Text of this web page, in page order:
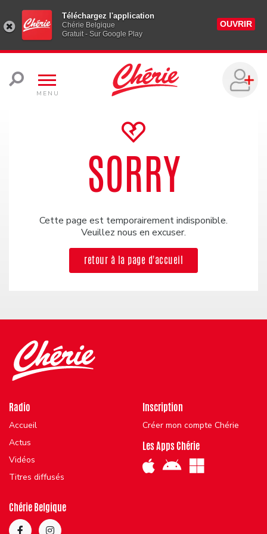
Téléchargez l'application
Chérie Belgique
Gratuit - Sur Google Play
OUVRIR
MENU
SORRY
Cette page est temporairement indisponible.
Veuillez nous en excuser.
retour à la page d'accueil
Radio
Accueil
Actus
Vidéos
Titres diffusés
Inscription
Créer mon compte Chérie
Les Apps Chérie
Chérie Belgique